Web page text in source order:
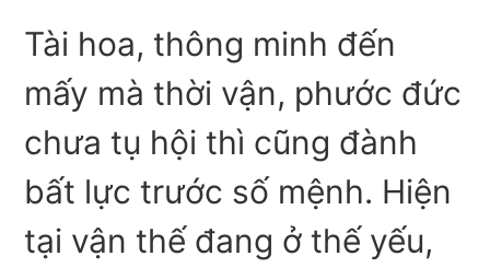
Tài hoa, thông minh đến
mấy mà thời vận, phước đức
chưa tụ hội thì cũng đành
bất lực trước số mệnh. Hiện
tại vận thế đang ở thế yếu,